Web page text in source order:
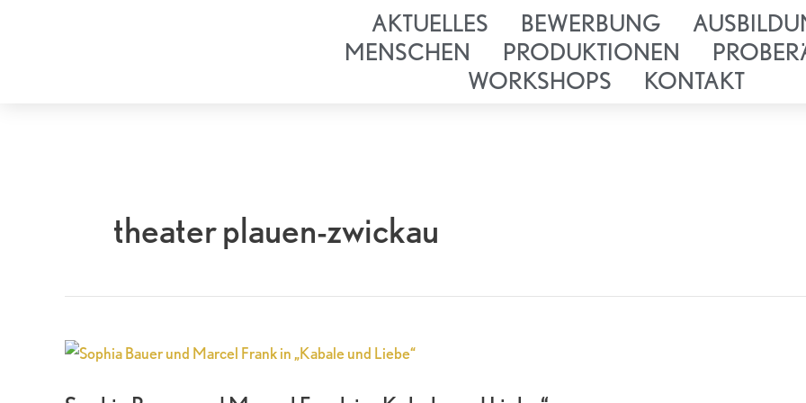
AKTUELLES BEWERBUNG
MENSCHEN
PRODUKTIONEN
WORKSHOPS
KONTAKT
theater plauen-zwickau
Sophia